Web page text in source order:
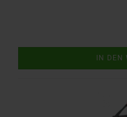
IN DEN